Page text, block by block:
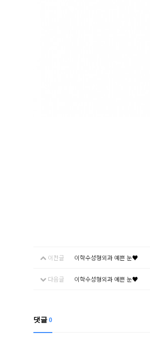
이전글 이학수성형외과 예쁜 눈♥
다음글 이학수성형외과 예쁜 눈♥
댓글 0